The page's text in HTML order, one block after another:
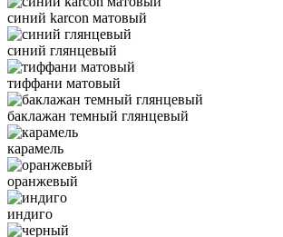
синий karcon матовый
синий глянцевый
тиффани матовый
баклажан темный глянцевый
карамель
оранжевый
индиго